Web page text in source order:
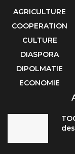
AGRICULTURE
COOPERATION
CULTURE
DIASPORA
DIPOLMATIE
ECONOMIE